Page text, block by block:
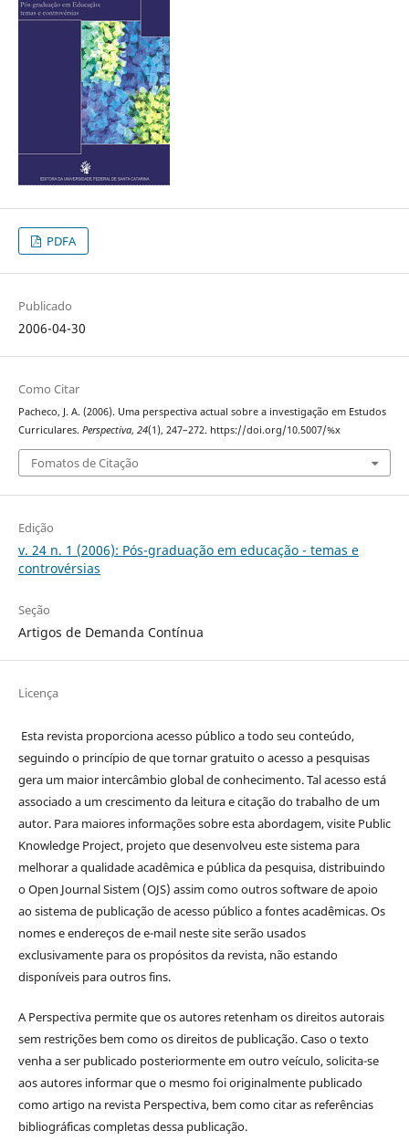
PDFA
Publicado
2006-04-30
Como Citar
Pacheco, J. A. (2006). Uma perspectiva actual sobre a investigação em Estudos
Curriculares. Perspectiva, 24(1), 247–272. https://doi.org/10.5007/%x
Fomatos de Citação
Edição
v. 24 n. 1 (2006): Pós-graduação em educação - temas e
controvérsias
Seção
Artigos de Demanda Contínua
Licença
Esta revista proporciona acesso público a todo seu conteúdo,
seguindo o princípio de que tornar gratuito o acesso a pesquisas
gera um maior intercâmbio global de conhecimento. Tal acesso está
associado a um crescimento da leitura e citação do trabalho de um
autor. Para maiores informações sobre esta abordagem, visite Public
Knowledge Project, projeto que desenvolveu este sistema para
melhorar a qualidade acadêmica e pública da pesquisa, distribuindo
o Open Journal Sistem (OJS) assim como outros software de apoio
ao sistema de publicação de acesso público a fontes acadêmicas. Os
nomes e endereços de e-mail neste site serão usados
exclusivamente para os propósitos da revista, não estando
disponíveis para outros fins.
A Perspectiva permite que os autores retenham os direitos autorais
sem restrições bem como os direitos de publicação. Caso o texto
venha a ser publicado posteriormente em outro veículo, solicita-se
aos autores informar que o mesmo foi originalmente publicado
como artigo na revista Perspectiva, bem como citar as referências
bibliográficas completas dessa publicação.